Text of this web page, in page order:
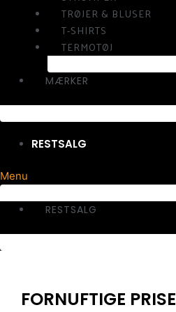
TRØJER & BLUSER
T-SHIRTS
TERMOTØJ
MÆRKER
RESTSALG
Menu
RESTSALG
FORNUFTIGE